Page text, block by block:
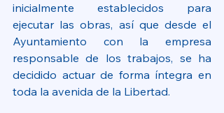
inicialmente establecidos para
ejecutar las obras, así que desde el
Ayuntamiento con la empresa
responsable de los trabajos, se ha
decidido actuar de forma íntegra en
toda la avenida de la Libertad.